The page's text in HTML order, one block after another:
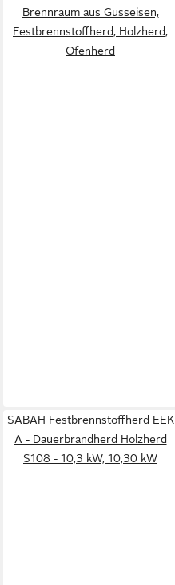
Brennraum aus Gusseisen,
Festbrennstoffherd, Holzherd,
Ofenherd
SABAH Festbrennstoffherd EEK
A - Dauerbrandherd Holzherd
S108 - 10,3 kW, 10,30 kW